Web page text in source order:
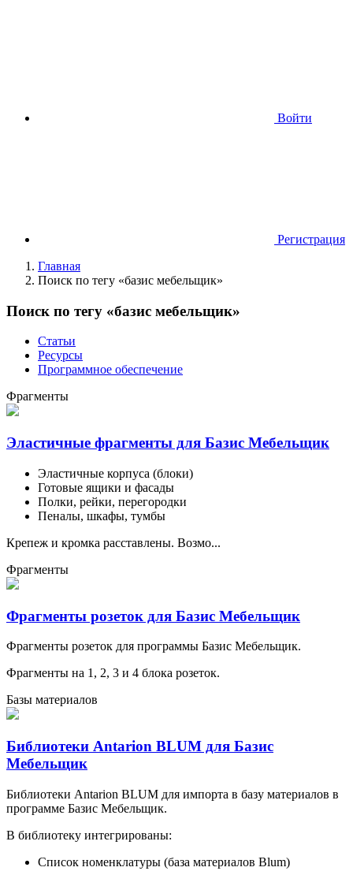
Войти
Регистрация
Главная
Поиск по тегу «базис мебельщик»
Поиск по тегу «базис мебельщик»
Статьи
Ресурсы
Программное обеспечение
Фрагменты
Эластичные фрагменты для Базис Мебельщик
Эластичные корпуса (блоки)
Готовые ящики и фасады
Полки, рейки, перегородки
Пеналы, шкафы, тумбы
Крепеж и кромка расставлены. Возмо...
Фрагменты
Фрагменты розеток для Базис Мебельщик
Фрагменты розеток для программы Базис Мебельщик.
Фрагменты на 1, 2, 3 и 4 блока розеток.
Базы материалов
Библиотеки Antarion BLUM для Базис
Мебельщик
Библиотеки Antarion BLUM для импорта в базу материалов в
программе Базис Мебельщик.
В библиотеку интегрированы:
Список номенклатуры (база материалов Blum)